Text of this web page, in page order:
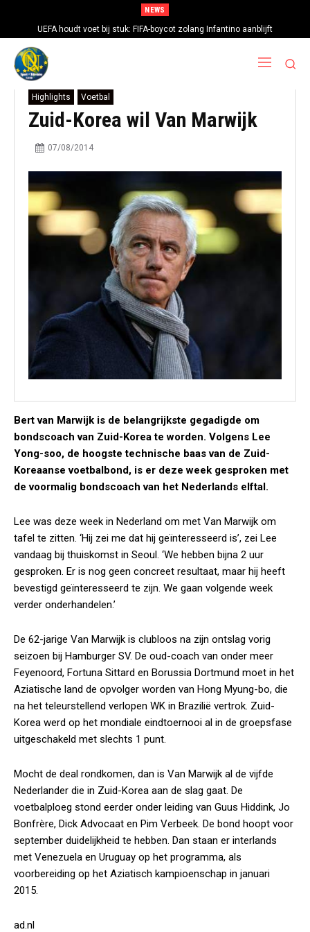
NEWS
UEFA houdt voet bij stuk: FIFA-boycot zolang Infantino aanblijft
Highlights Voetbal
Zuid-Korea wil Van Marwijk
07/08/2014
Bert van Marwijk is de belangrijkste gegadigde om
bondscoach van Zuid-Korea te worden. Volgens Lee
Yong-soo, de hoogste technische baas van de Zuid-
Koreaanse voetbalbond, is er deze week gesproken met
de voormalig bondscoach van het Nederlands elftal.
Lee was deze week in Nederland om met Van Marwijk om
tafel te zitten. ‘Hij zei me dat hij geïnteresseerd is’, zei Lee
vandaag bij thuiskomst in Seoul. ‘We hebben bijna 2 uur
gesproken. Er is nog geen concreet resultaat, maar hij heeft
bevestigd geïnteresseerd te zijn. We gaan volgende week
verder onderhandelen.’
De 62-jarige Van Marwijk is clubloos na zijn ontslag vorig
seizoen bij Hamburger SV. De oud-coach van onder meer
Feyenoord, Fortuna Sittard en Borussia Dortmund moet in het
Aziatische land de opvolger worden van Hong Myung-bo, die
na het teleurstellend verlopen WK in Brazilië vertrok. Zuid-
Korea werd op het mondiale eindtoernooi al in de groepsfase
uitgeschakeld met slechts 1 punt.
Mocht de deal rondkomen, dan is Van Marwijk al de vijfde
Nederlander die in Zuid-Korea aan de slag gaat. De
voetbalploeg stond eerder onder leiding van Guus Hiddink, Jo
Bonfrère, Dick Advocaat en Pim Verbeek. De bond hoopt voor
september duidelijkheid te hebben. Dan staan er interlands
met Venezuela en Uruguay op het programma, als
voorbereiding op het Aziatisch kampioenschap in januari
2015.
ad.nl